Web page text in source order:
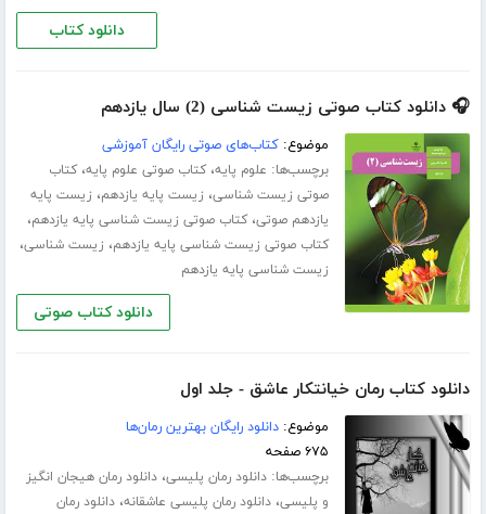
دانلود کتاب
🎧 دانلود کتاب صوتی زیست شناسی (2) سال یازدهم
موضوع:کتاب‌های صوتی رایگان آموزشی
برچسب‌ها: علوم پایه،کتاب صوتی علوم پایه،کتاب
صوتی زیست شناسی، زیست پایه یازدهم، زیست پایه
یازدهم صوتی،کتاب صوتی زیست شناسی پایه یازدهم،
کتاب صوتی زیست شناسی پایه یازدهم، زیست شناسی،
زیست شناسی پایه یازدهم
دانلود کتاب صوتی
دانلود کتاب رمان خیانتکار عاشق - جلد اول
موضوع:دانلود رایگان بهترین رمان‌ها
۶۷۵ صفحه
برچسب‌ها:دانلود رمان پلیسی،دانلود رمان هیجان انگیز
و پلیسی،دانلود رمان پلیسی عاشقانه،دانلود رمان